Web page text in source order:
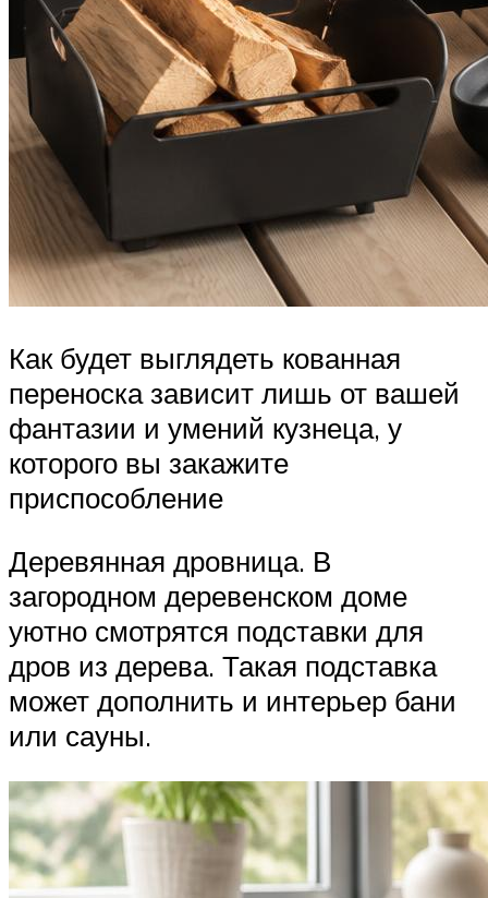
Как будет выглядеть кованная
переноска зависит лишь от вашей
фантазии и умений кузнеца, у
которого вы закажите
приспособление
Деревянная дровница. В
загородном деревенском доме
уютно смотрятся подставки для
дров из дерева. Такая подставка
может дополнить и интерьер бани
или сауны.